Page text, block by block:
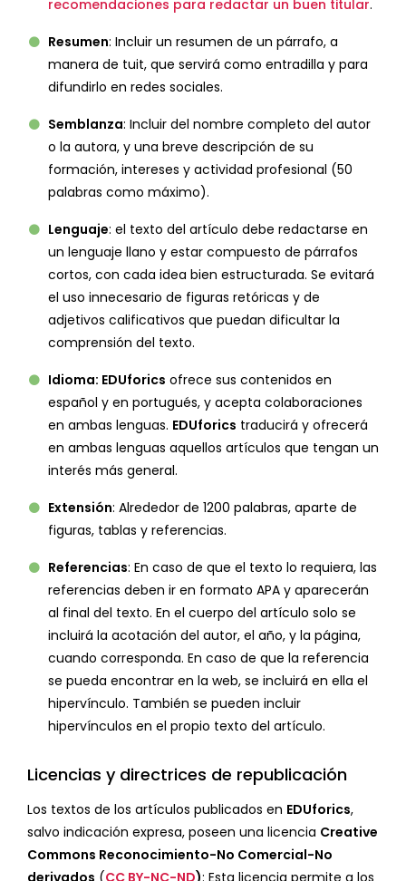
recomendaciones para redactar un buen titular.
Resumen: Incluir un resumen de un párrafo, a
manera de tuit, que servirá como entradilla y para
difundirlo en redes sociales.
Semblanza: Incluir del nombre completo del autor
o la autora, y una breve descripción de su
formación, intereses y actividad profesional (50
palabras como máximo).
Lenguaje: el texto del artículo debe redactarse en
un lenguaje llano y estar compuesto de párrafos
cortos, con cada idea bien estructurada. Se evitará
el uso innecesario de figuras retóricas y de
adjetivos calificativos que puedan dificultar la
comprensión del texto.
Idioma: EDUforics ofrece sus contenidos en
español y en portugués, y acepta colaboraciones
en ambas lenguas. EDUforics traducirá y ofrecerá
en ambas lenguas aquellos artículos que tengan un
interés más general.
Extensión: Alrededor de 1200 palabras, aparte de
figuras, tablas y referencias.
Referencias: En caso de que el texto lo requiera, las
referencias deben ir en formato APA y aparecerán
al final del texto. En el cuerpo del artículo solo se
incluirá la acotación del autor, el año, y la página,
cuando corresponda. En caso de que la referencia
se pueda encontrar en la web, se incluirá en ella el
hipervínculo. También se pueden incluir
hipervínculos en el propio texto del artículo.
Licencias y directrices de republicación
Los textos de los artículos publicados en EDUforics,
salvo indicación expresa, poseen una licencia Creative
Commons Reconocimiento-No Comercial-No